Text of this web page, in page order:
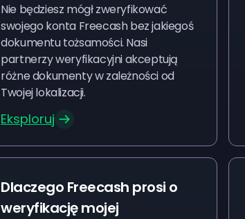
Nie będziesz mógł zweryfikować
swojego konta Freecash bez jakiegoś
dokumentu tożsamości. Nasi
partnerzy weryfikacyjni akceptują
różne dokumenty w zależności od
Twojej lokalizacji.
Eksploruj
Dlaczego Freecash prosi o
weryfikację mojej